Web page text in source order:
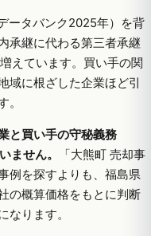
ータバンク2025年）を背
承継に代わる第三者承継
えています。買い手の関
域に根ざした企業ほど引
と買い手の守秘義務
ません。
「大熊町 売却事
例を探すよりも、福島県
の概算価格をもとに判断
ります。